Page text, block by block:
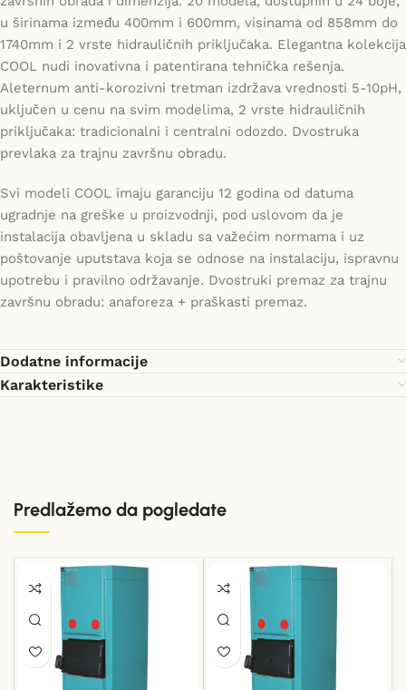
u širinama između 400mm i 600mm, visinama od 858mm do
1740mm i 2 vrste hidrauličnih priključaka. Elegantna kolekcija
COOL nudi inovativna i patentirana tehnička rešenja.
Aleternum anti-korozivni tretman izdržava vrednosti 5-10pH,
uključen u cenu na svim modelima, 2 vrste hidrauličnih
priključaka: tradicionalni i centralni odozdo. Dvostruka
prevlaka za trajnu završnu obradu.
Svi modeli COOL imaju garanciju 12 godina od datuma
ugradnje na greške u proizvodnji, pod uslovom da je
instalacija obavljena u skladu sa važećim normama i uz
poštovanje uputstava koja se odnose na instalaciju, ispravnu
upotrebu i pravilno održavanje. Dvostruki premaz za trajnu
završnu obradu: anaforeza + praškasti premaz.
Dodatne informacije
Karakteristike
Predlažemo da pogledate